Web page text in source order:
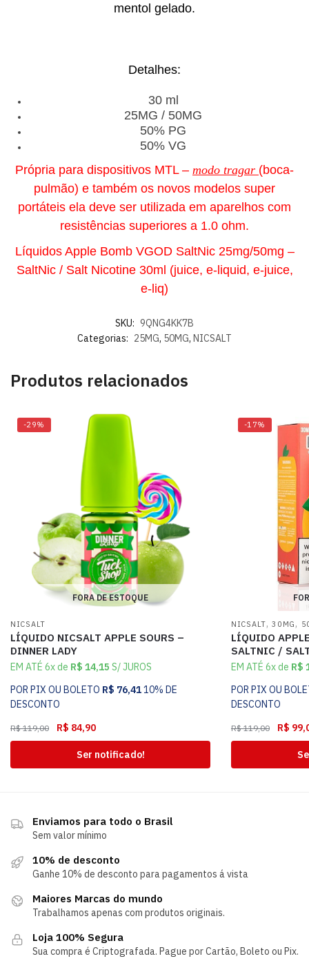
mentol gelado.
Detalhes:
30 ml
25MG / 50MG
50% PG
50% VG
Própria para dispositivos MTL – modo tragar (boca-
pulmão) e também os novos modelos super
portáteis ela deve ser utilizada em aparelhos com
resistências superiores a 1.0 ohm.
Líquidos Apple Bomb VGOD SaltNic 25mg/50mg –
SaltNic / Salt Nicotine 30ml (juice, e-liquid, e-juice,
e-liq)
SKU: 9QNG4KK7B
Categorias: 25MG, 50MG, NICSALT
Produtos relacionados
-29%
FORA DE ESTOQUE
NICSALT
LÍQUIDO NICSALT APPLE SOURS –
DINNER LADY
EM ATÉ 6x de R$ 14,15 S/ JUROS
POR PIX OU BOLETO R$ 76,4110% DE
DESCONTO
R$119,00 R$ 84,90
Ser notificado!
-17%
NICSALT,30MG ,
LÍQUIDO
SALTNIC /
EM ATÉ 6x de R$
POR PIX OU
DESCONTO
R$119,00 R$
Enviamos para todo o Brasil
Sem valor mínimo
10% de desconto
Ganhe 10% de desconto para pagamentos á vista
Maiores Marcas do mundo
Trabalhamos apenas com produtos originais.
Loja 100% Segura
Sua compra é Criptografada. Pague por Cartão, Boleto ou Pix.